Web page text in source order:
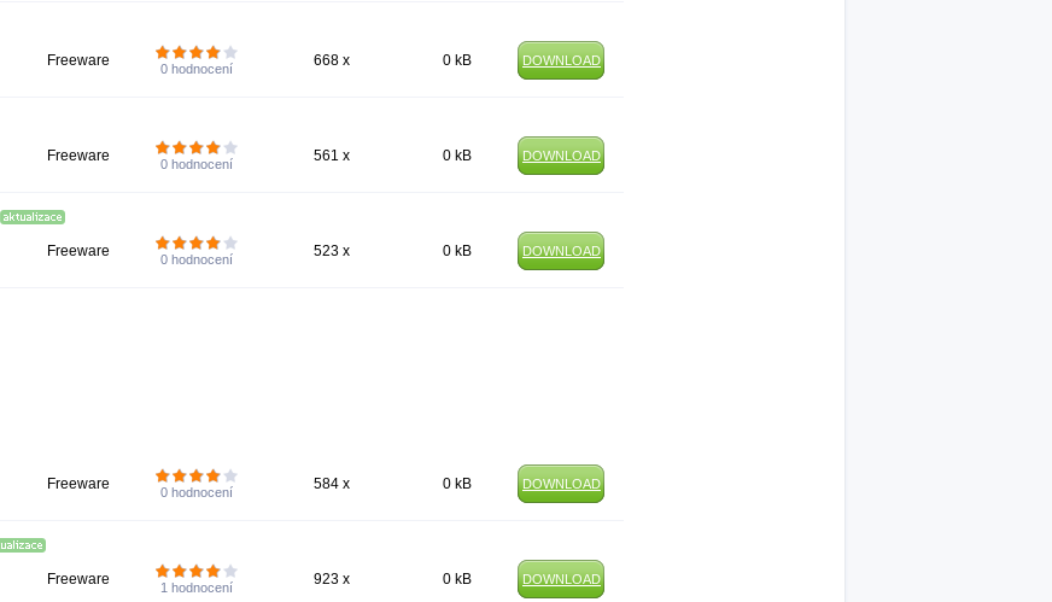
Freeware 0 hodnocení 668 x 0 kB DOWNLOAD
Freeware 0 hodnocení 561 x 0 kB DOWNLOAD
Freeware 0 hodnocení 523 x 0 kB DOWNLOAD
Freeware 0 hodnocení 584 x 0 kB DOWNLOAD
Freeware 1 hodnocení 923 x 0 kB DOWNLOAD